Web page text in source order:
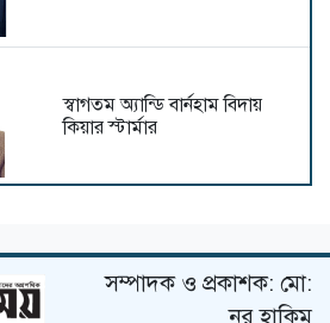
স্বাগতম অ্যান্ডি বার্নহাম বিদায়
কিয়ার স্টার্মার
রথযাত্রা ও ধর্মীয় সম্প্রীতি
সম্পাদক ও প্রকাশক: মো:
নূর হাকিম